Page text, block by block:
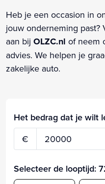
Heb je een occasion in
jouw onderneming past?
aan bij OLZC.nl of neem
advies. We helpen je
zakelijke auto.
Het bedrag dat je wilt
€
Selecteer de looptijd: